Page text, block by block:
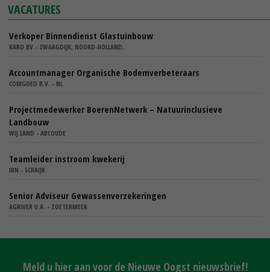
VACATURES
Verkoper Binnendienst Glastuinbouw
KARO BV - ZWAAGDIJK, NOORD-HOLLAND,
Accountmanager Organische Bodemverbeteraars
COMGOED B.V. - NL
Projectmedewerker BoerenNetwerk – Natuurinclusieve
Landbouw
WIJ.LAND - ABCOUDE
Teamleider instroom kwekerij
IBN - SCHAIJK
Senior Adviseur Gewassenverzekeringen
AGRIVER U.A. - ZOETERMEER
Meld u hier aan voor de Nieuwe Oogst nieuwsbrief!